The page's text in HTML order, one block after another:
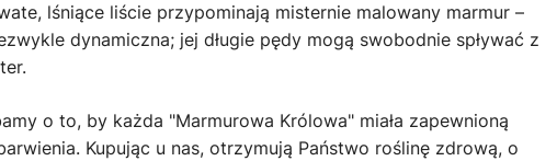
lśniące liście przypominają misternie malowany marmur –
dynamiczna; jej długie pędy mogą swobodnie spływać z
o to, by każda "Marmurowa Królowa" miała zapewnioną
Kupując u nas, otrzymują Państwo roślinę zdrową, o